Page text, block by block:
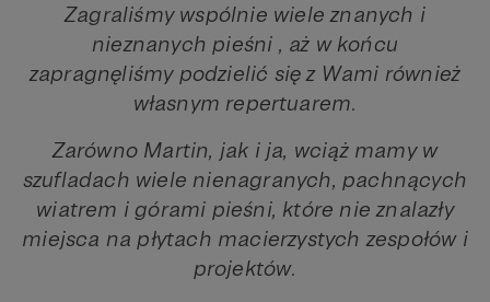
Zagraliśmy wspólnie wiele znanych i
nieznanych pieśni , aż w końcu
zapragnęliśmy podzielić się z Wami również
własnym repertuarem.
Zarówno Martin, jak i ja, wciąż mamy w
szufladach wiele nienagranych, pachnących
wiatrem i górami pieśni, które nie znalazły
miejsca na płytach macierzystych zespołów i
projektów.